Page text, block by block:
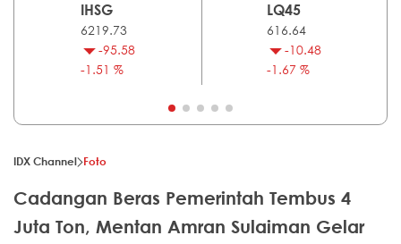
IHSG
6219.73
-95.58
-1.51 %
LQ45
616.64
-10.48
-1.67 %
IDX Channel Foto
Cadangan Beras Pemerintah Tembus 4
Juta Ton, Mentan Amran Sulaiman Gelar